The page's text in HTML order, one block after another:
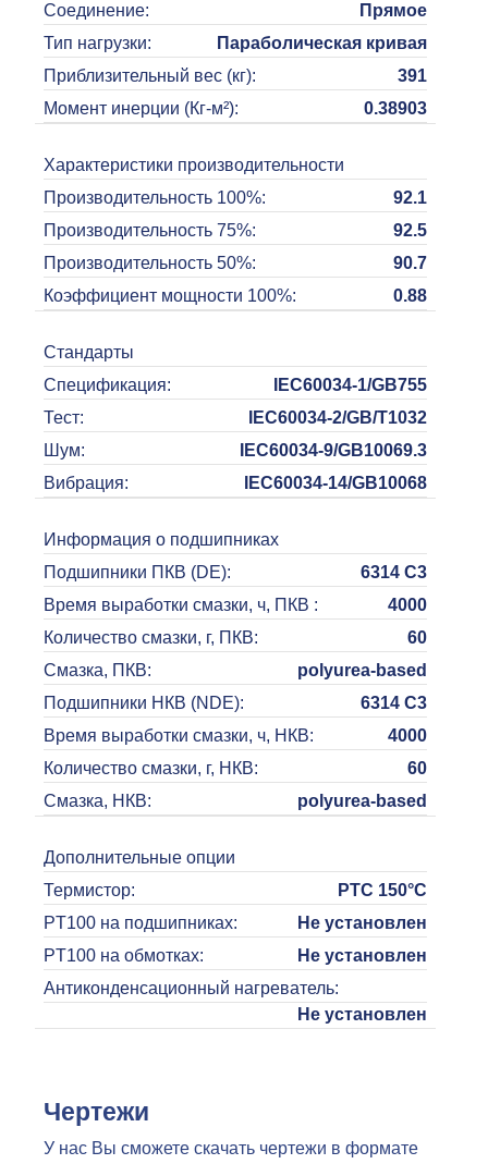
Соединение:
Прямое
Тип нагрузки:
Параболическая кривая
Приблизительный вес (кг):
391
Момент инерции (Кг-м²): 0.38903
Характеристики производительности
Производительность 100%:
92.1
Производительность 75%:
92.5
Производительность 50%:
90.7
Коэффициент мощности 100%: 0.88
Стандарты
Спецификация:
IEC60034-1/GB755
Тест:
IEC60034-2/GB/T1032
Шум:
IEC60034-9/GB10069.3
Вибрация: IEC60034-14/GB10068
Информация о подшипниках
Подшипники ПКВ (DE):
6314 C3
Время выработки смазки, ч, ПКВ :
4000
Количество смазки, г, ПКВ:
60
Смазка, ПКВ:
polyurea-based
Подшипники НКВ (NDE):
6314 C3
Время выработки смазки, ч, НКВ:
4000
Количество смазки, г, НКВ:
60
Смазка, НКВ: polyurea-based
Дополнительные опции
Термистор:
PTC 150°C
PT100 на подшипниках:
Не установлен
PT100 на обмотках:
Не установлен
Антиконденсационный нагреватель:
Не установлен
Чертежи
У нас Вы сможете скачать чертежи в формате